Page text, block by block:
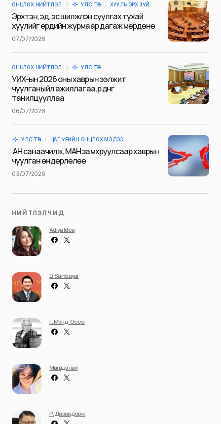
Сэтгэгдэл*
time I comment.
Илгээх
ОНЦЛОХ НИЙТЛЭЛ УЛС ТӨР ХУУЛЬ ЭРХ ЗҮЙ
Эрхтэн, эд, эс шилжүүлэн суулгах тухай
хуулийг ердийн журмаар дагаж мөрдөнө
07/07/2026
ОНЦЛОХ НИЙТЛЭЛ УЛС ТӨР
УИХ-ын 2026 оны хаврын ээлжит
чуулганы үйл ажиллагаа, үр дүнг
танилцууллаа
06/07/2026
УЛС ТӨР ЦАГ ҮЕИЙН ОНЦЛОХ МЭДЭЭ
АН санаачилж, МАН замхруулсаар хаврын
чуулган өндөрлөлөө
03/07/2026
НИЙТЛЭЛЧИД
Adiya Idea
D. Sainbayar
Г. Мэнд-Ооёо
Мөнгөндалай
Р. Даваадорж